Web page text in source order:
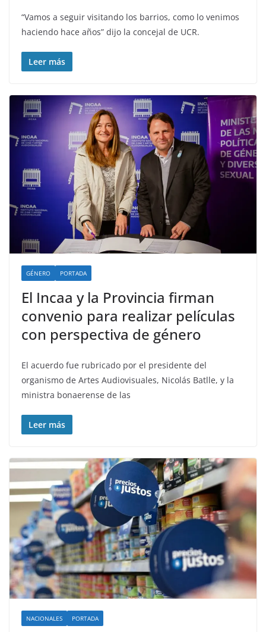
“Vamos a seguir visitando los barrios, como lo venimos
haciendo hace años” dijo la concejal de UCR.
Leer más
GÉNERO PORTADA
El Incaa y la Provincia firman
convenio para realizar películas
con perspectiva de género
El acuerdo fue rubricado por el presidente del
organismo de Artes Audiovisuales, Nicolás Batlle, y la
ministra bonaerense de las
Leer más
NACIONALES PORTADA